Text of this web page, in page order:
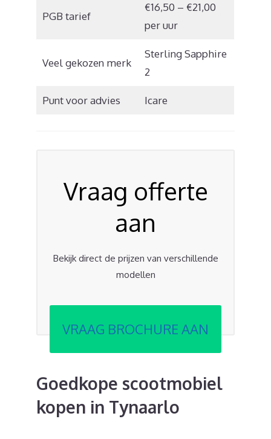
PGB tarief
€16,50 – €21,00
per uur
Veel gekozen merk
Sterling Sapphire
2
Punt voor advies Icare
Vraag offerte
aan
Bekijk direct de prijzen van verschillende
modellen
VRAAG BROCHURE AAN
Goedkope scootmobiel
kopen in Tynaarlo